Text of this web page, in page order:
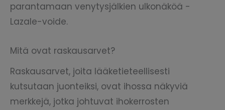
parantamaan venytysjälkien ulkonäköä -
Lazale-voide.
Mitä ovat raskausarvet?
Raskausarvet, joita lääketieteellisesti
kutsutaan juonteiksi, ovat ihossa näkyviä
merkkejä, jotka johtuvat ihokerrosten